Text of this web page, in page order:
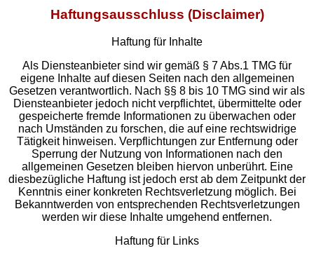
Haftungsausschluss (Disclaimer)
Haftung für Inhalte
Als Diensteanbieter sind wir gemäß § 7 Abs.1 TMG für
eigene Inhalte auf diesen Seiten nach den allgemeinen
Gesetzen verantwortlich. Nach §§ 8 bis 10 TMG sind wir als
Diensteanbieter jedoch nicht verpflichtet, übermittelte oder
gespeicherte fremde Informationen zu überwachen oder
nach Umständen zu forschen, die auf eine rechtswidrige
Tätigkeit hinweisen. Verpflichtungen zur Entfernung oder
Sperrung der Nutzung von Informationen nach den
allgemeinen Gesetzen bleiben hiervon unberührt. Eine
diesbezügliche Haftung ist jedoch erst ab dem Zeitpunkt der
Kenntnis einer konkreten Rechtsverletzung möglich. Bei
Bekanntwerden von entsprechenden Rechtsverletzungen
werden wir diese Inhalte umgehend entfernen.
Haftung für Links